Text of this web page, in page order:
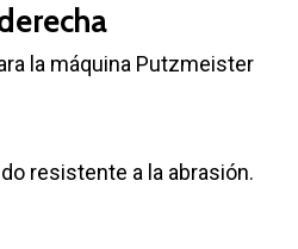
la máquina Putzmeister
resistente a la abrasión.